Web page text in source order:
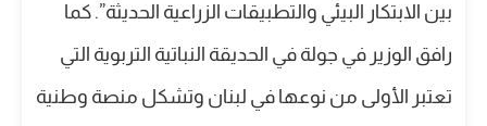
بين الابتكار البيئي والتطبيقات الزراعية الحديثة”. كما
رافق الوزير في جولة في الحديقة النباتية التربوية التي
تعتبر الأولى من نوعها في لبنان وتشكل منصة وطنية